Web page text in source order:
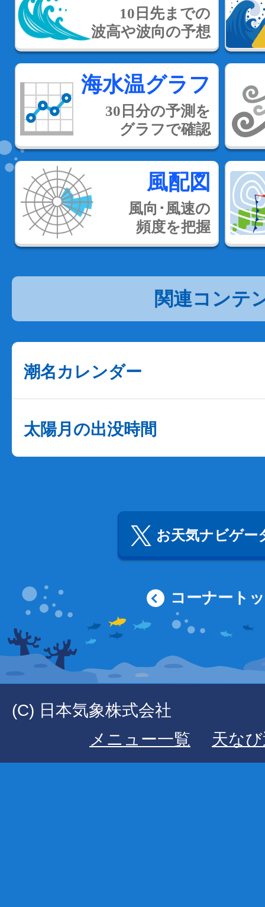
10日先までの
波高や波向の予想
海水温グラフ
30日分の予測を
グラフで確認
風配図
風向･風速の
頻度を把握
関連コンテ
潮名カレンダー
太陽月の出没時間
お天気ナビゲー
コーナート
(C) 日本気象株式会社
メニュー一覧
天な